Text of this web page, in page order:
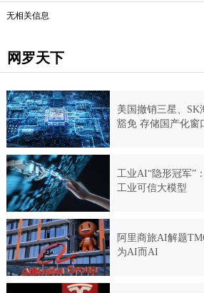
无相关信息
网罗天下